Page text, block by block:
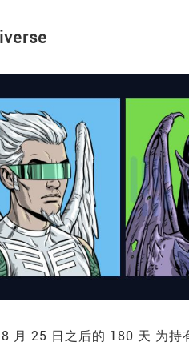
月 25 日之后的 180 天 为